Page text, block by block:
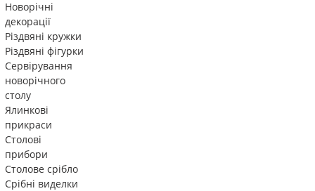
Новорічні
декорації
Різдвяні кружки
Різдвяні фігурки
Сервірування
новорічного
столу
Ялинкові
прикраси
Столові
прибори
Столове срібло
Срібні виделки